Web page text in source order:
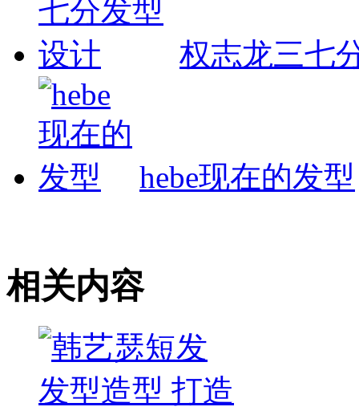
权志龙三七
hebe现在的发型
相关内容